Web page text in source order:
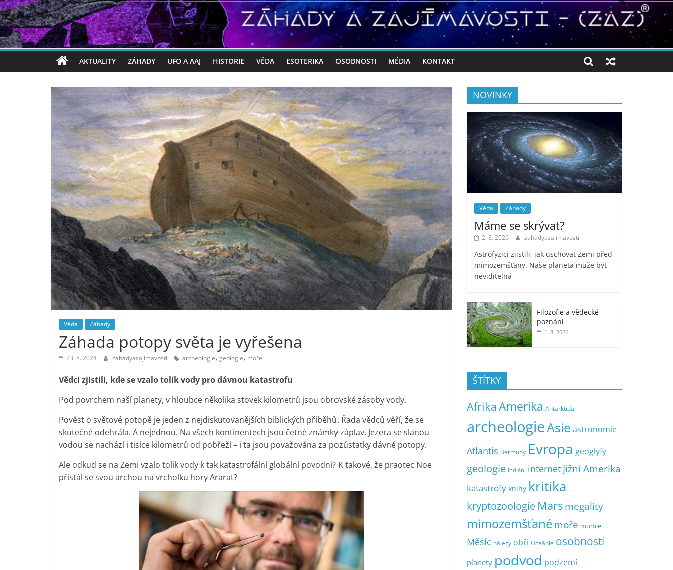
AKTUALITY ZÁHADY UFO A AAJ HISTORIE VĚDA ESOTERIKA OSOBNOSTI MÉDIA KONTAKT
Věda Záhady
Záhada potopy světa je vyřešena
23. 8. 2024 zahadyazajimavosti archeologie, geologie, moře
Vědci zjistili, kde se vzalo tolik vody pro dávnou katastrofu
Pod povrchem naší planety, v hloubce několika stovek kilometrů jsou obrovské zásoby vody.
Pověst o světové potopě je jeden z nejdiskutovanějších biblických příběhů. Řada vědců věří, že se
skutečně odehrála. A nejednou. Na všech kontinentech jsou četné známky záplav. Jezera se slanou
vodou se nachází i tisíce kilometrů od pobřeží – i ta jsou považována za pozůstatky dávné potopy.
Ale odkud se na Zemi vzalo tolik vody k tak katastrofální globální povodni? K takové, že praotec Noe
přistál se svou archou na vrcholku hory Ararat?
NOVINKY
Věda Záhady
Máme se skrývat?
2. 8. 2026 zahadyazajimavosti
Astrofyzici zjistili, jak uschovat Zemi před
mimozemšťany. Naše planeta může být
neviditelná
Filozofie a vědecké
poznání
1. 8. 2026
ŠTÍTKY
AfrikaAmerika Antarktida
archeologieAsie astronomie
Atlantis Bermudy Evropa geoglyfy
geologie Indiáni internet Jižní Amerika
katastrofy knihy kritika
kryptozoologie Marsmegality
mimozemšťanémoře mumie
Měsíc nálezy obři Oceánie osobnosti
planety podvod podzemí